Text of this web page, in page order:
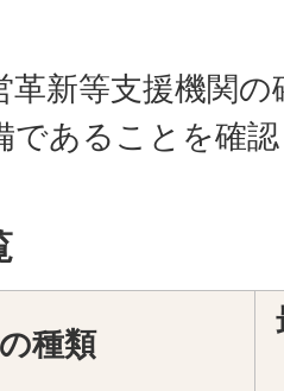
革新等支援機関
であることを確
種類